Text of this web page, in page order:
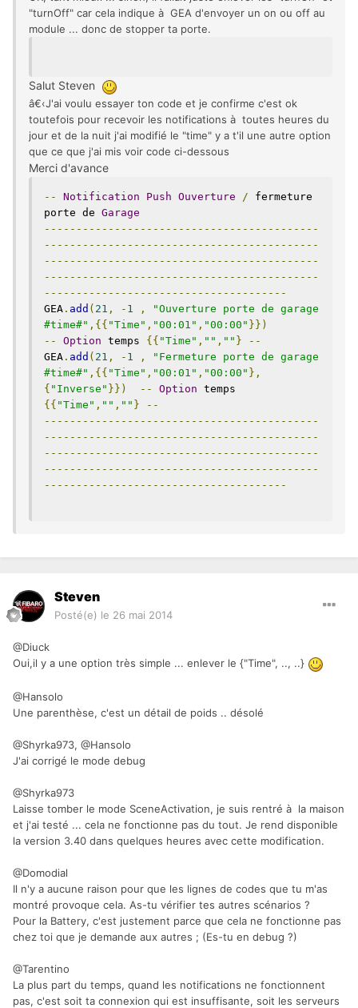
"turnOff" car cela indique à GEA d'envoyer un on ou off au
module ... donc de stopper ta porte.
Salut Steven
â€‹J'ai voulu essayer ton code et je confirme c'est ok
toutefois pour recevoir les notifications à toutes heures du
jour et de la nuit j'ai modifié le "time" y a t'il une autre option
que ce que j'ai mis voir code ci-dessous
Merci d'avance
-- Notification Push Ouverture / fermeture
porte de Garage
-------------------------------------------
-------------------------------------------
-------------------------------------------
-------------------------------------------
--------------------------------------
GEA . add ( 21 , - 1 ,
"Ouverture porte de garage
#time#" ,{{ "Time" , "00:01" , "00:00" }})
--
Option temps {{ "Time" , "" , "" }
--
GEA . add ( 21 , - 1 ,
"Fermeture porte de garage
#time#" ,{{ "Time" , "00:01" , "00:00" },
{ "Inverse" }}) -- Option
{{ "Time" , "" , "" }
--
-------------------------------------------
-------------------------------------------
-------------------------------------------
-------------------------------------------
--------------------------------------
Steven
Posté(e) le 26 mai 2014
@Diuck
Oui,il y a une option très simple ... enlever le {"Time", .., ..}
@Hansolo
Une parenthèse, c'est un détail de poids .. désolé
@Shyrka973, @Hansolo
J'ai corrigé le mode debug
@Shyrka973
Laisse tomber le mode SceneActivation, je suis rentré à la maison
et j'ai testé ... cela ne fonctionne pas du tout. Je rend disponible
la version 3.40 dans quelques heures avec cette modification.
@Domodial
Il n'y a aucune raison pour que les lignes de codes que tu m'as
montré provoque cela. As-tu vérifier tes autres scénarios ?
Pour la Battery, c'est justement parce que cela ne fonctionne pas
chez toi que je demande aux autres ; (Es-tu en debug ?)
@Tarentino
La plus part du temps, quand les notifications ne fonctionnent
pas, c'est soit ta connexion qui est insuffisante, soit les serveurs